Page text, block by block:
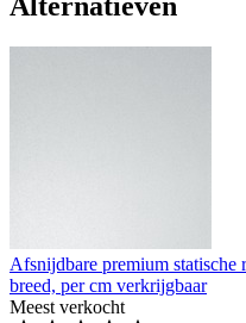
Alternatieven
Afsnijdbare premium
breed, per cm verkrijgbaar
Meest verkocht